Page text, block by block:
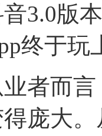
3.0版
终于玩
者而
庞大